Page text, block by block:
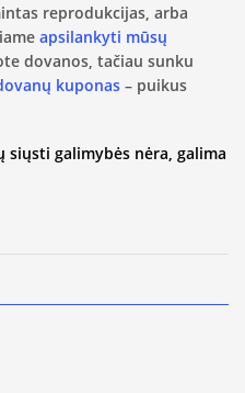
reprodukcijas, arba
apsilankyti mūsų
dovanos, tačiau sunku
kuponas – puikus
galimybės nėra, galima